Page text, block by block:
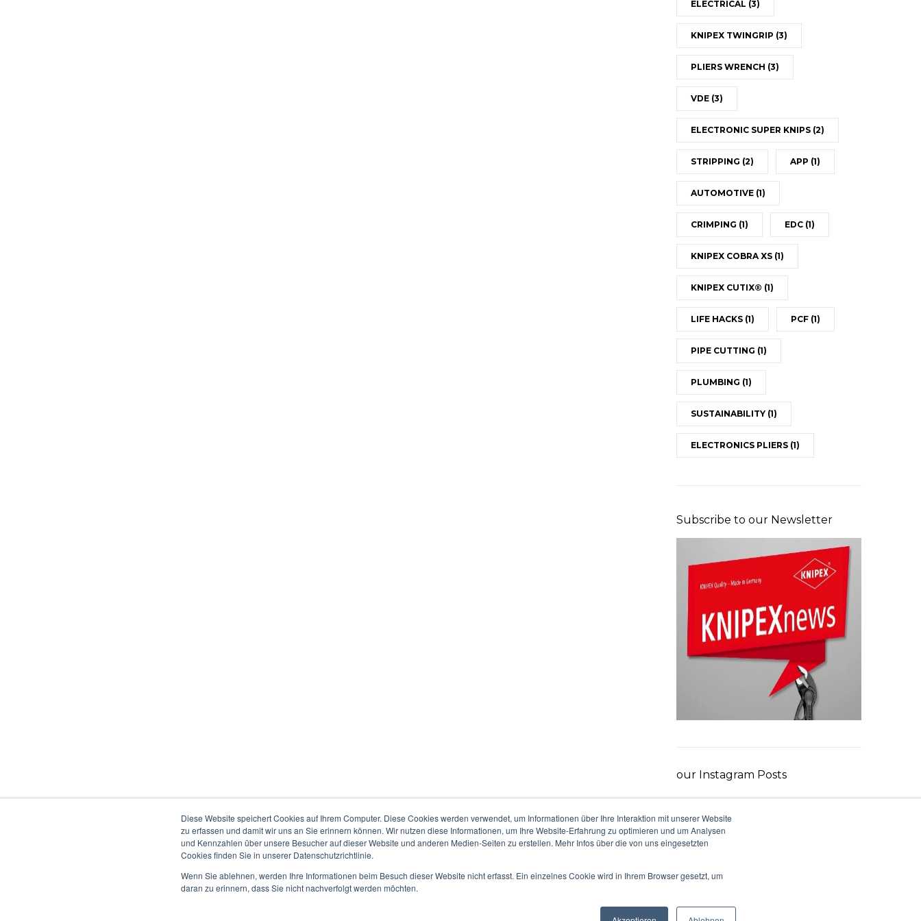
Diese Website speichert Cookies auf Ihrem Computer. Diese Cookies werden verwendet, um Informationen über Ihre Interaktion mit unserer Website
zu erfassen und damit wir uns an Sie erinnern können. Wir nutzen diese Informationen, um Ihre Website-Erfahrung zu optimieren und um Analysen
und Kennzahlen über unsere Besucher auf dieser Website und anderen Medien-Seiten zu erstellen. Mehr Infos über die von uns eingesetzten
Cookies finden Sie in unserer Datenschutzrichtlinie.
Wenn Sie ablehnen, werden Ihre Informationen beim Besuch dieser Website nicht erfasst. Ein einzelnes Cookie wird in Ihrem Browser gesetzt, um
daran zu erinnern, dass Sie nicht nachverfolgt werden möchten.
ELECTRICAL (3)
KNIPEX TWINGRIP (3)
PLIERS WRENCH (3)
VDE (3)
ELECTRONIC SUPER KNIPS (2)
STRIPPING (2) APP (1)
AUTOMOTIVE (1)
CRIMPING (1) EDC (1)
KNIPEX COBRA XS (1)
KNIPEX CUTIX® (1)
LIFE HACKS (1) PCF (1)
PIPE CUTTING (1)
PLUMBING (1)
SUSTAINABILITY (1)
ELECTRONICS PLIERS (1)
Subscribe to our Newsletter
our Instagram Posts